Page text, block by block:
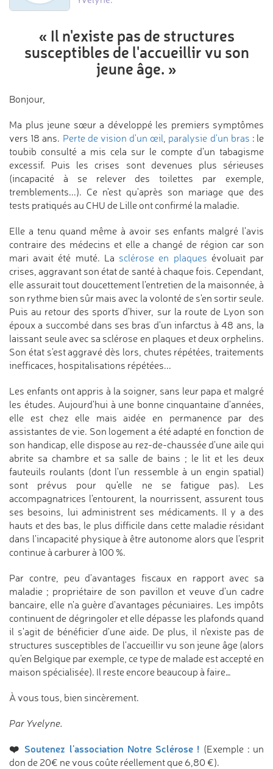
« Il n'existe pas de structures
susceptibles de l'accueillir vu son
jeune âge. »
Bonjour,
Ma plus jeune sœur a développé les premiers symptômes
vers 18 ans. Perte de vision d'un œil, paralysie d'un bras : le
toubib consulté a mis cela sur le compte d'un tabagisme
excessif. Puis les crises sont devenues plus sérieuses
(incapacité à se relever des toilettes par exemple,
tremblements...). Ce n'est qu'après son mariage que des
tests pratiqués au CHU de Lille ont confirmé la maladie.
Elle a tenu quand même à avoir ses enfants malgré l'avis
contraire des médecins et elle a changé de région car son
mari avait été muté. La sclérose en plaques évoluait par
crises, aggravant son état de santé à chaque fois. Cependant,
elle assurait tout doucettement l'entretien de la maisonnée, à
son rythme bien sûr mais avec la volonté de s'en sortir seule.
Puis au retour des sports d'hiver, sur la route de Lyon son
époux a succombé dans ses bras d'un infarctus à 48 ans, la
laissant seule avec sa sclérose en plaques et deux orphelins.
Son état s'est aggravé dès lors, chutes répétées, traitements
inefficaces, hospitalisations répétées...
Les enfants ont appris à la soigner, sans leur papa et malgré
les études. Aujourd'hui à une bonne cinquantaine d'années,
elle est chez elle mais aidée en permanence par des
assistantes de vie. Son logement a été adapté en fonction de
son handicap, elle dispose au rez-de-chaussée d'une aile qui
abrite sa chambre et sa salle de bains ; le lit et les deux
fauteuils roulants (dont l'un ressemble à un engin spatial)
sont prévus pour qu'elle ne se fatigue pas). Les
accompagnatrices l'entourent, la nourrissent, assurent tous
ses besoins, lui administrent ses médicaments. Il y a des
hauts et des bas, le plus difficile dans cette maladie résidant
dans l'incapacité physique à être autonome alors que l'esprit
continue à carburer à 100 %.
Par contre, peu d'avantages fiscaux en rapport avec sa
maladie ; propriétaire de son pavillon et veuve d'un cadre
bancaire, elle n'a guère d'avantages pécuniaires. Les impôts
continuent de dégringoler et elle dépasse les plafonds quand
il s'agit de bénéficier d'une aide. De plus, il n'existe pas de
structures susceptibles de l'accueillir vu son jeune âge (alors
qu'en Belgique par exemple, ce type de malade est accepté en
maison spécialisée). Il reste encore beaucoup à faire…
À vous tous, bien sincèrement.
Par Yvelyne.
❤️ Soutenez l'association Notre Sclérose ! (Exemple : un
don de 20€ ne vous coûte réellement que 6,80 €).